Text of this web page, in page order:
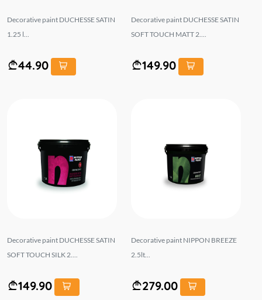
Decorative paint DUCHESSE SATIN
1.25 l...
44.90
Decorative paint DUCHESSE SATIN
SOFT TOUCH MATT 2....
149.90
Decorative paint DUCHESSE SATIN
SOFT TOUCH SILK 2....
149.90
Decorative paint NIPPON BREEZE
2.5lt...
279.00